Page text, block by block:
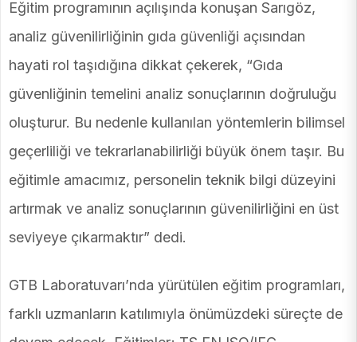
Eğitim programının açılışında konuşan Sarıgöz,
analiz güvenilirliğinin gıda güvenliği açısından
hayati rol taşıdığına dikkat çekerek, “Gıda
güvenliğinin temelini analiz sonuçlarının doğruluğu
oluşturur. Bu nedenle kullanılan yöntemlerin bilimsel
geçerliliği ve tekrarlanabilirliği büyük önem taşır. Bu
eğitimle amacımız, personelin teknik bilgi düzeyini
artırmak ve analiz sonuçlarının güvenilirliğini en üst
seviyeye çıkarmaktır” dedi.
GTB Laboratuvarı’nda yürütülen eğitim programları,
farklı uzmanların katılımıyla önümüzdeki süreçte de